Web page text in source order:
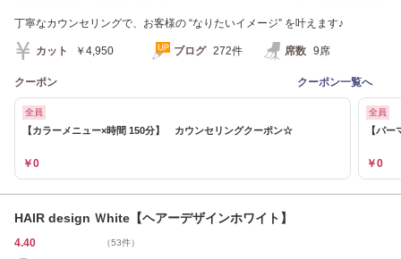
丁寧なカウンセリングで、お客様の “なりたいイメージ” を叶えます♪
カット ￥4,950 ブログ 272件 席数 9席
クーポン クーポン一覧へ
全員
【カラーメニュー×時間 150分】 カウンセリングクーポン☆
￥0
全員
【パ
￥0
HAIR design Ｗhite【ヘアーデザインホワイト】
4.40 （53件）